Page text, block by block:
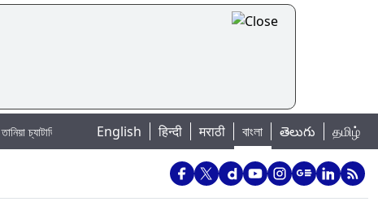
|Jannat Toha Hot Video: জান্নাত তোহার নতুন ইনস্টা পোস্ট দেখে হৃদয় গলল নেটিজেনদের,
English हिन्दी मराठी বাংলা తెలుగు தமிழ்